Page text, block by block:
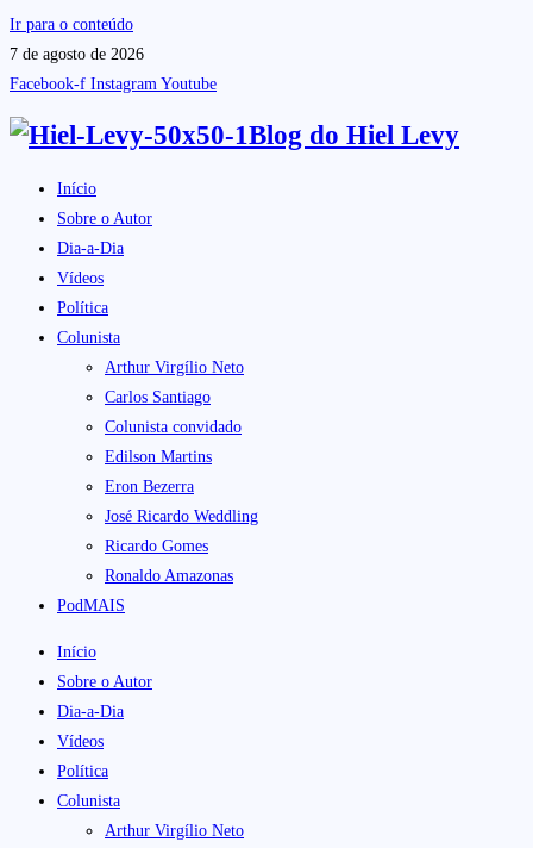
Ir para o conteúdo
7 de agosto de 2026
Facebook-f Instagram Youtube
Blog do Hiel Levy
Início
Sobre o Autor
Dia-a-Dia
Vídeos
Política
Colunista
Arthur Virgílio Neto
Carlos Santiago
Colunista convidado
Edilson Martins
Eron Bezerra
José Ricardo Weddling
Ricardo Gomes
Ronaldo Amazonas
PodMAIS
Início
Sobre o Autor
Dia-a-Dia
Vídeos
Política
Colunista
Arthur Virgílio Neto